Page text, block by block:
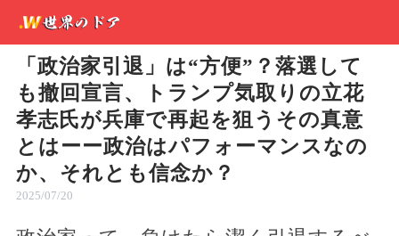
「政治家引退」は“方便”？落選して
も撤回宣言、トランプ気取りの立花
孝志氏が兵庫で再起を狙うその真意
とはーー政治はパフォーマンスなの
か、それとも信念か？
2025/07/20